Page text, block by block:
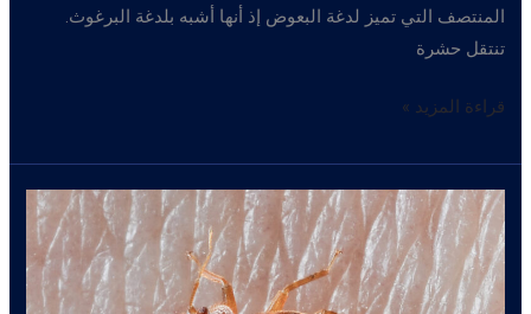
المنتصف التي تميز لدغة البعوض إذ أنها أشبه بلدغة البرغوث.
تنتقل حشرة
بق
قراءة المزيد »